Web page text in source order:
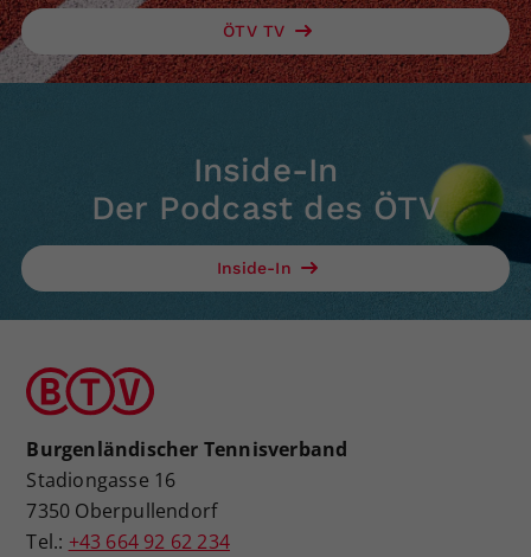
ÖTV TV
Inside-In
Der Podcast des ÖTV
Inside-In
Burgenländischer Tennisverband
Stadiongasse 16
7350 Oberpullendorf
Tel.: +43 664 92 62 234